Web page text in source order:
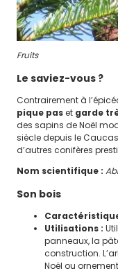
Fruits
Le saviez-vous ?
Contrairement à
pique paset garde
des sapins de Noël
siècle depuis le
d’autres conifères
Nom scientifique :
Son bois
Utilisations :
panneaux, la
construction.
Noël ou